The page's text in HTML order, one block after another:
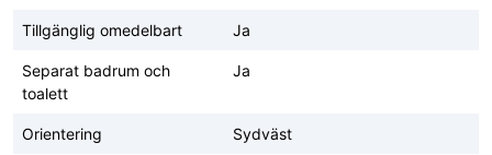
Tillgänglig omedelbart Ja
Separat badrum och
toalett
Ja
Orientering Sydväst